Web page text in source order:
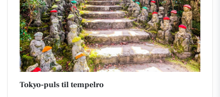
Tokyo-puls til tempelro